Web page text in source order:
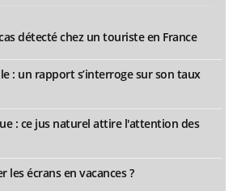
détecté chez un touriste en France
: un rapport s’interroge sur son taux
: ce jus naturel attire l'attention des
les écrans en vacances ?